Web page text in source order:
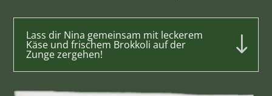
Lass dir Nina gemeinsam mit leckerem
Käse und frischem Brokkoli auf der
Zunge zergehen!